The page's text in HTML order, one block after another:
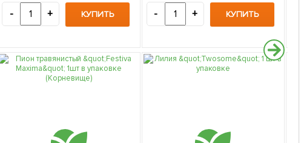
- + КУПИТЬ - + КУПИТЬ